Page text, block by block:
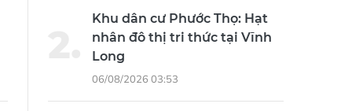
Khu dân cư Phước Thọ: Hạt
nhân đô thị tri thức tại Vĩnh
Long
06/08/2026 03:53